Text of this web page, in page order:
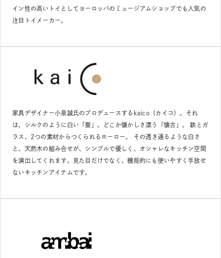
イン性の高いトイとしてヨーロッパのミュージアムショップでも人気の
注目トイメーカー。
家具デザイナー小泉誠氏のプロデュースするkaico（カイコ）。それ
は、シルクのように白い「蚕」。どこか懐かしさ漂う「懐古」。 鉄とガ
ラス、2つの素材からつくられるホーロー。 その透き通るような白さ
と、天然木の組み合せが、シンプルで優しく、オシャレなキッチン空間
を演出してくれます。見た目だけでなく、機能的にも使いやすく手放せ
ないキッチンアイテムです。